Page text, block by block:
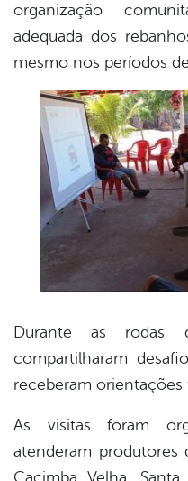
organização
adequada dos
mesmo nos períodos
Durante as rodas
compartilharam
receberam orientações
As visitas foram
atenderam produtores